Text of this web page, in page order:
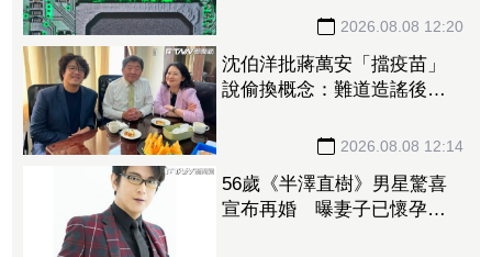
2026.08.08 12:20
沈伯洋批蔣萬安「擋疫苗」
說偷換概念：難道造謠後不
2026.08.08 12:14
56歲《半澤直樹》男星驚喜
宣布再婚 曝妻子已懷孕將